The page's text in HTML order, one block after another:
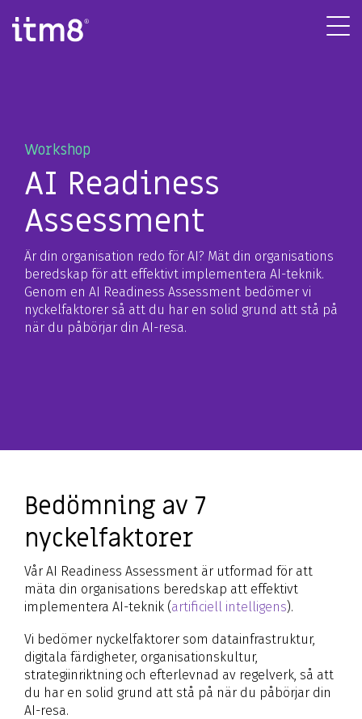
direkte
Workshop
AI Readiness
Assessment
Är din organisation redo för AI? Mät din organisations
beredskap för att effektivt implementera AI-teknik.
Genom en AI Readiness Assessment bedömer vi
nyckelfaktorer så att du har en solid grund att stå på
när du påbörjar din AI-resa.
Bedömning av 7
nyckelfaktorer
Vår AI Readiness Assessment är utformad för att
mäta din organisations beredskap att effektivt
implementera AI-teknik (artificiell intelligens).
Vi bedömer nyckelfaktorer som datainfrastruktur,
digitala färdigheter, organisationskultur,
strategiinriktning och efterlevnad av regelverk, så att
du har en solid grund att stå på när du påbörjar din
AI-resa.